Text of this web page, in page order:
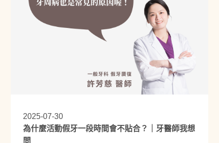
2025-07-30
為什麼活動假牙一段時間會不貼合？｜牙醫師我想
問